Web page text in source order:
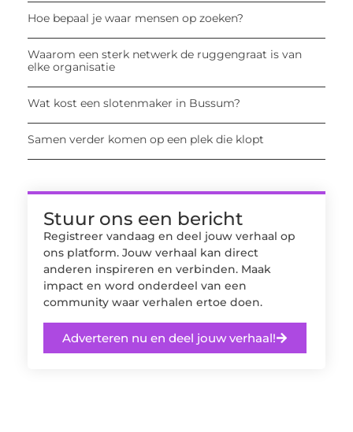
Hoe bepaal je waar mensen op zoeken?
Waarom een sterk netwerk de ruggengraat is van
elke organisatie
Wat kost een slotenmaker in Bussum?
Samen verder komen op een plek die klopt
Stuur ons een bericht
Registreer vandaag en deel jouw verhaal op
ons platform. Jouw verhaal kan direct
anderen inspireren en verbinden. Maak
impact en word onderdeel van een
community waar verhalen ertoe doen.
Adverteren nu en deel jouw verhaal!